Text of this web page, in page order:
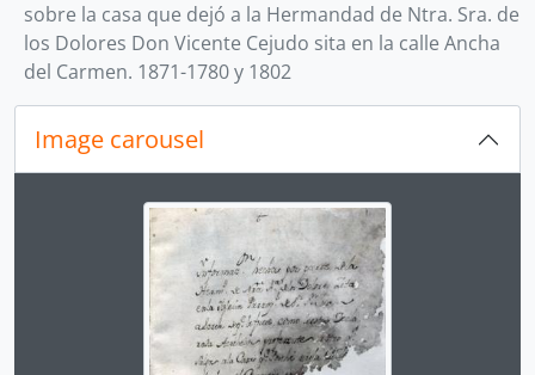
sobre la casa que dejó a la Hermandad de Ntra. Sra. de
los Dolores Don Vicente Cejudo sita en la calle Ancha
del Carmen. 1871-1780 y 1802
Image carousel
Changing the current slide of this carousel will